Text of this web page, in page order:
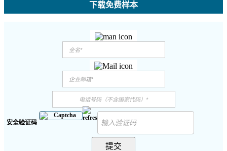
下载免费样本
安全验证码
提交